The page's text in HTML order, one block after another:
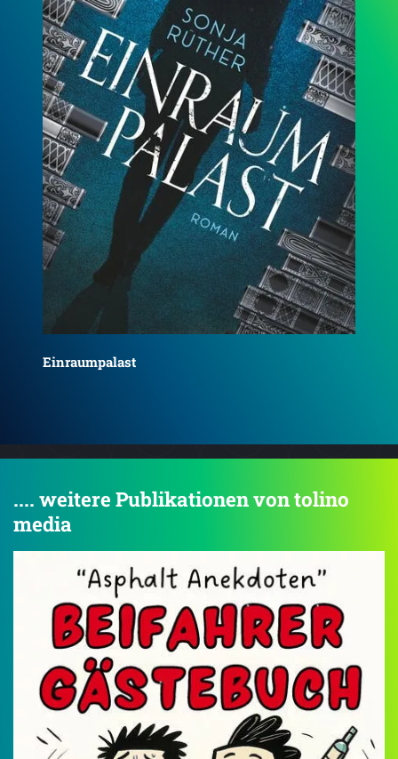
Geistkrieger: Feuertaufe
.... weitere Publikationen von tolino
media